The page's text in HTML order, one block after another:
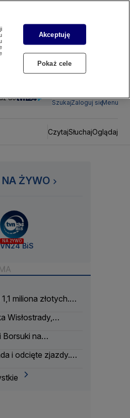
do
SzukajZaloguj sięMenu
CzytajSłuchajOglądaj
ŻYWO
NA ŻYWO
BiS
miliona złotych.
Wisłostrady,
Borsuki na
i odcięte zjazdy.
Akceptuję
Pokaż cele